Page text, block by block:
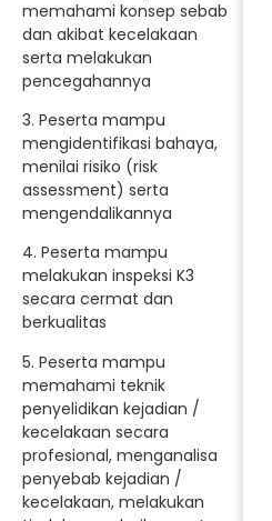
memahami konsep sebab
dan akibat kecelakaan
serta melakukan
pencegahannya
3. Peserta mampu
mengidentifikasi bahaya,
menilai risiko (risk
assessment) serta
mengendalikannya
4. Peserta mampu
melakukan inspeksi K3
secara cermat dan
berkualitas
5. Peserta mampu
memahami teknik
penyelidikan kejadian /
kecelakaan secara
profesional, menganalisa
penyebab kejadian /
kecelakaan, melakukan